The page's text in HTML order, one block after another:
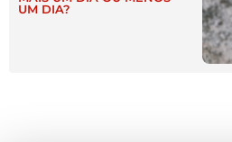
UM DIA?